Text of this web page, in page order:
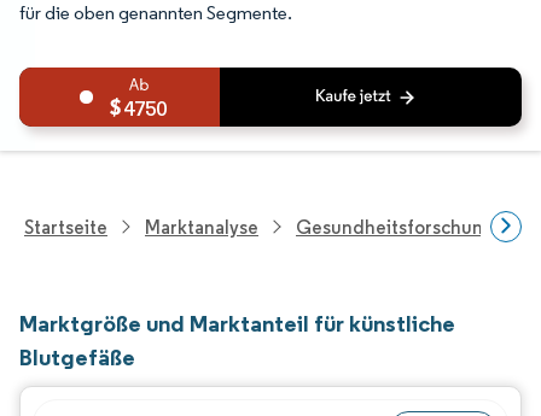
für die oben genannten Segmente.
4750
Startseite Marktanalyse Gesundheitsforschung
Marktgröße und Marktanteil für künstliche
Blutgefäße